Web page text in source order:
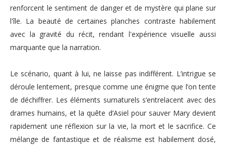
renforcent le sentiment de danger et de mystère qui plane sur
l'île. La beauté de certaines planches contraste habilement
avec la gravité du récit, rendant l'expérience visuelle aussi
marquante que la narration.
Le scénario, quant à lui, ne laisse pas indifférent. L’intrigue se
déroule lentement, presque comme une énigme que l’on tente
de déchiffrer. Les éléments surnaturels s’entrelacent avec des
drames humains, et la quête d’Asiel pour sauver Mary devient
rapidement une réflexion sur la vie, la mort et le sacrifice. Ce
mélange de fantastique et de réalisme est habilement dosé,